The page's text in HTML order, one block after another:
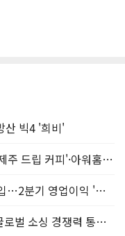
산 빅4 '희비'
[오늘의 언박싱] 오뚜기 '제주담음 제주 드립 커피'·아워홈 ‘갓석박지’ 外
LG유플러스, AIDC 성장 본궤도 진입…2분기 영업이익 '역대 최대'
해외 먹거리 ‘불티’…세븐일레븐, 글로벌 소싱 경쟁력 통했다